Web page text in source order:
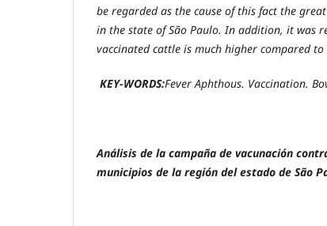
be regarded as the cause of this fact the
in the state of São Paulo. In addition, it was
vaccinated cattle is much higher compared
KEY-WORDS:Fever Aphthous. Vaccination.
Análisis de la campaña de vacunación
municipios de la región del estado de São